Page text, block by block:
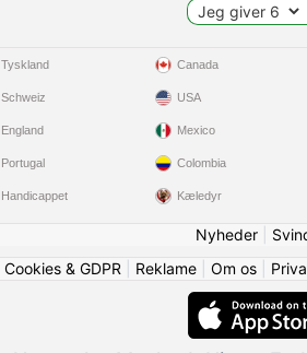
Tyskland
Schweiz
England
Portugal
Handicappet
Canada
USA
Mexico
Colombia
Kæledyr
Nyheder|
Cookies & GDPR
Reklame Om os